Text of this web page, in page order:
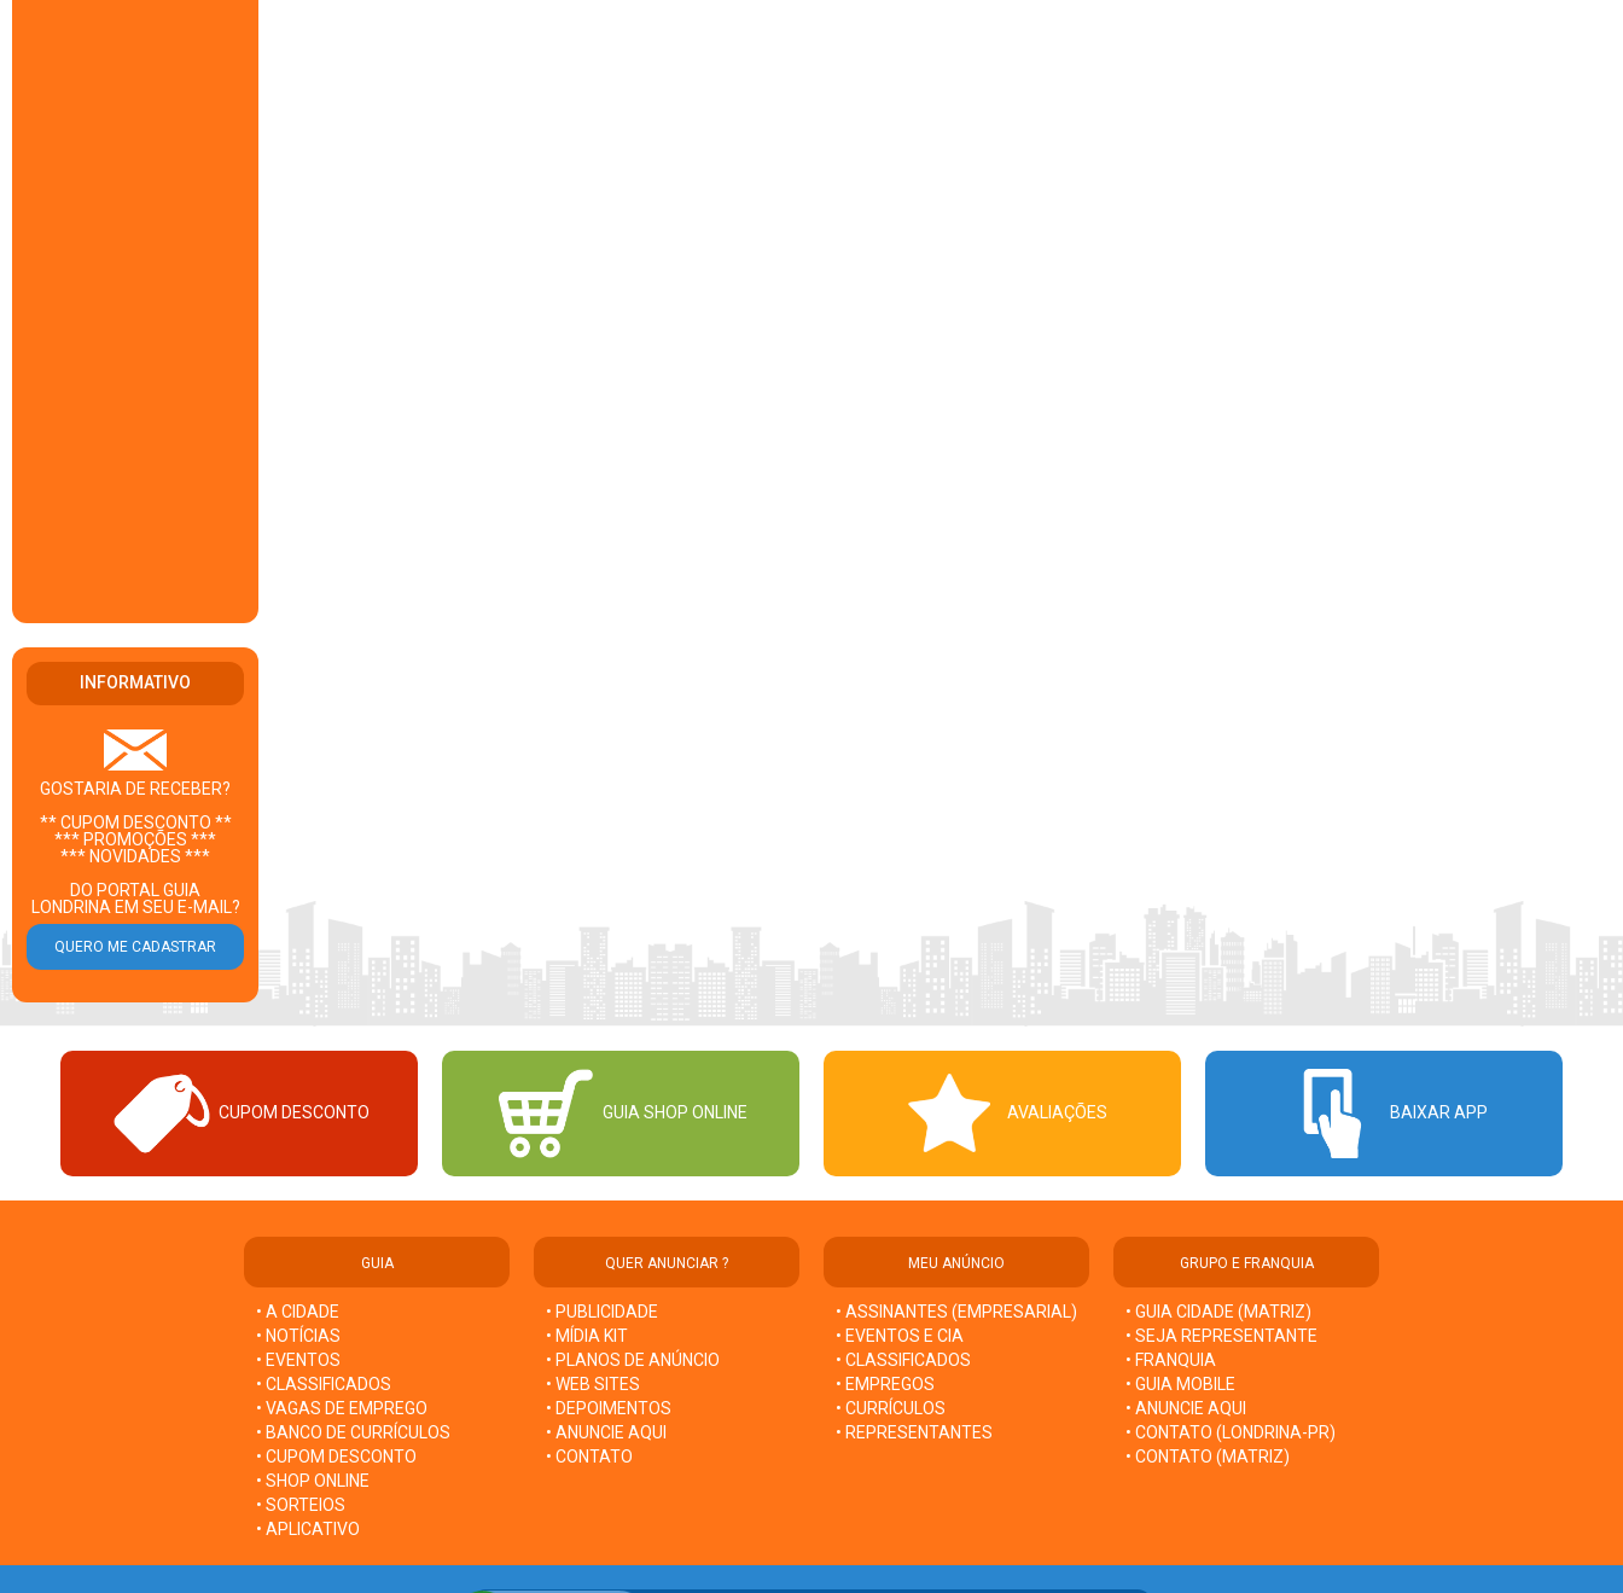
INFORMATIVO
GOSTARIA DE RECEBER?
** CUPOM DESCONTO **
*** PROMOÇÕES ***
*** NOVIDADES ***
DO PORTAL GUIA
LONDRINA EM SEU E-MAIL?
CUPOM DESCONTO GUIA SHOP ONLINE AVALIAÇÕES BAIXAR APP
GUIA
• A CIDADE
• NOTÍCIAS
• EVENTOS
• CLASSIFICADOS
• VAGAS DE EMPREGO
• BANCO DE CURRÍCULOS
• CUPOM DESCONTO
• SHOP ONLINE
• SORTEIOS
• APLICATIVO
QUER ANUNCIAR ?
• PUBLICIDADE
• MÍDIA KIT
• PLANOS DE ANÚNCIO
• WEB SITES
• DEPOIMENTOS
• ANUNCIE AQUI
• CONTATO
MEU ANÚNCIO
• ASSINANTES (EMPRESARIAL)
• EVENTOS E CIA
• CLASSIFICADOS
• EMPREGOS
• CURRÍCULOS
• REPRESENTANTES
GRUPO E FRANQUIA
• GUIA CIDADE (MATRIZ)
• SEJA REPRESENTANTE
• FRANQUIA
• GUIA MOBILE
• ANUNCIE AQUI
• CONTATO (LONDRINA-PR)
• CONTATO (MATRIZ)